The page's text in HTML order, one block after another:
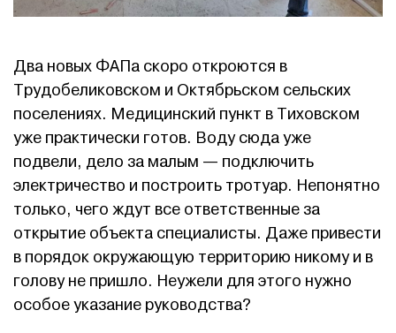
Два новых ФАПа скоро откроются в
Трудобеликовском и Октябрьском сельских
поселениях. Медицинский пункт в Тиховском
уже практически готов. Воду сюда уже
подвели, дело за малым — подключить
электричество и построить тротуар. Непонятно
только, чего ждут все ответственные за
открытие объекта специалисты. Даже привести
в порядок окружающую территорию никому и в
голову не пришло. Неужели для этого нужно
особое указание руководства?